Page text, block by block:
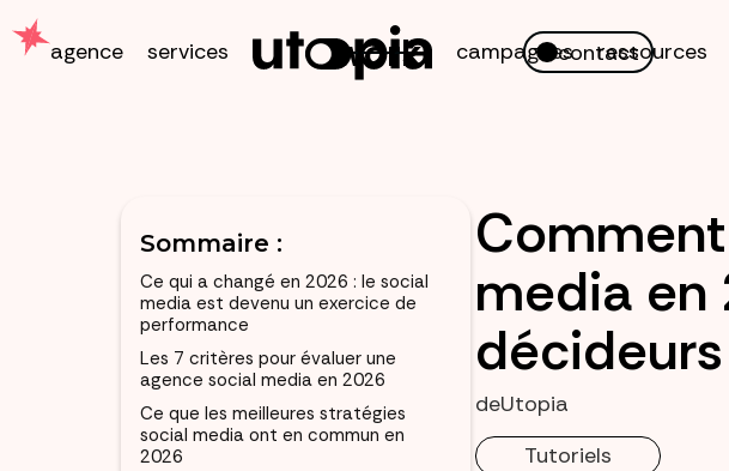
agence services campagnes ressources
work contact
Sommaire :
Ce qui a changé en 2026 : le social
media est devenu un exercice de
performance
Les 7 critères pour évaluer une
agence social media en 2026
Ce que les meilleures stratégies
social media ont en commun en
2026
media en
décideurs
deUtopia
Tutoriels